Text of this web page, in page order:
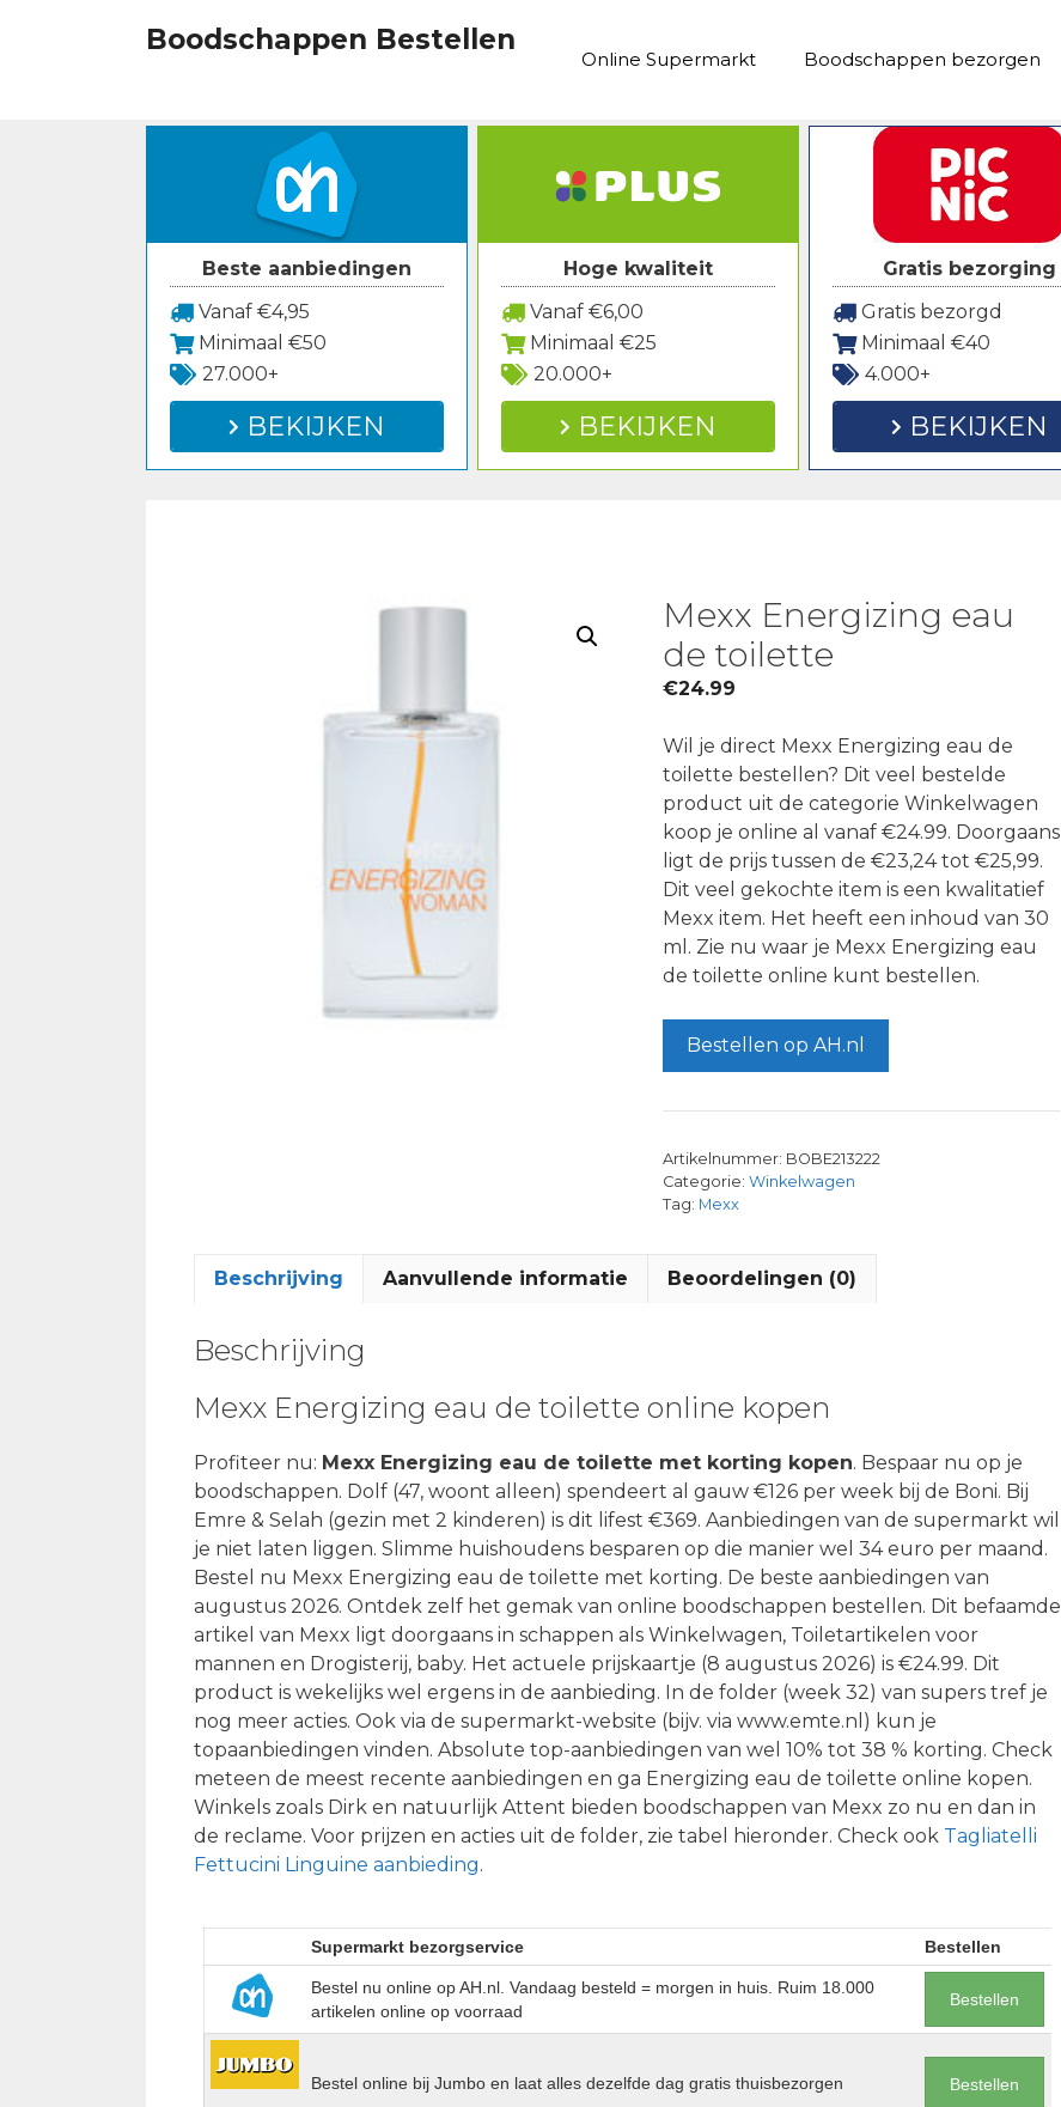
Boodschappen Bestellen
Online Supermarkt Boodschappen bezorgen
Beste aanbiedingen
Vanaf €4,95
Minimaal €50
27.000+
BEKIJKEN
Hoge kwaliteit
Vanaf €6,00
Minimaal €25
20.000+
BEKIJKEN
Gratis bezorging
Gratis bezorgd
Minimaal €40
4.000+
BEKIJKEN
Mexx Energizing eau
de toilette
€24.99
Wil je direct Mexx Energizing eau de
toilette bestellen? Dit veel bestelde
product uit de categorie Winkelwagen
koop je online al vanaf €24.99. Doorgaans
ligt de prijs tussen de €23,24 tot €25,99.
Dit veel gekochte item is een kwalitatief
Mexx item. Het heeft een inhoud van 30
ml. Zie nu waar je Mexx Energizing eau
de toilette online kunt bestellen.
Bestellen op AH.nl
Artikelnummer: BOBE213222
Categorie: Winkelwagen
Tag: Mexx
Beschrijving Aanvullende informatie Beoordelingen (0)
Beschrijving
Mexx Energizing eau de toilette online kopen
Profiteer nu: Mexx Energizing eau de toilette met korting kopen. Bespaar nu op je
boodschappen. Dolf (47, woont alleen) spendeert al gauw €126 per week bij de Boni. Bij
Emre & Selah (gezin met 2 kinderen) is dit lifest €369. Aanbiedingen van de supermarkt wil
je niet laten liggen. Slimme huishoudens besparen op die manier wel 34 euro per maand.
Bestel nu Mexx Energizing eau de toilette met korting. De beste aanbiedingen van
augustus 2026. Ontdek zelf het gemak van online boodschappen bestellen. Dit befaamde
artikel van Mexx ligt doorgaans in schappen als Winkelwagen, Toiletartikelen voor
mannen en Drogisterij, baby. Het actuele prijskaartje (8 augustus 2026) is €24.99. Dit
product is wekelijks wel ergens in de aanbieding. In de folder (week 32) van supers tref je
nog meer acties. Ook via de supermarkt-website (bijv. via www.emte.nl) kun je
topaanbiedingen vinden. Absolute top-aanbiedingen van wel 10% tot 38 % korting. Check
meteen de meest recente aanbiedingen en ga Energizing eau de toilette online kopen.
Winkels zoals Dirk en natuurlijk Attent bieden boodschappen van Mexx zo nu en dan in
de reclame. Voor prijzen en acties uit de folder, zie tabel hieronder. Check ook Tagliatelli
Fettucini Linguine aanbieding.
Supermarkt bezorgservice Bestellen
Bestel nu online op AH.nl. Vandaag besteld = morgen in huis. Ruim 18.000
artikelen online op voorraad
Bestellen
Bestel online bij Jumbo en laat alles dezelfde dag gratis thuisbezorgen Bestellen